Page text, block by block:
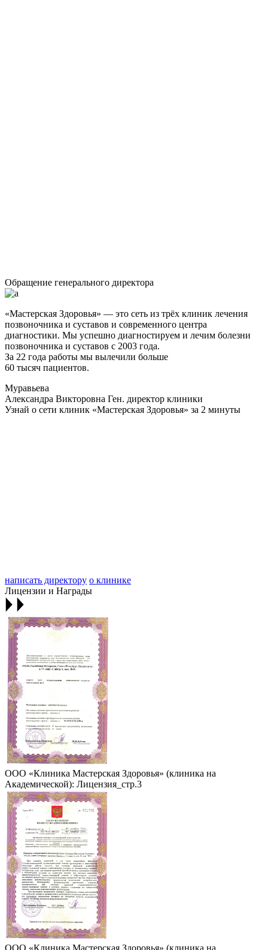
Обращение генерального директора
«Мастерская Здоровья» — это сеть из трёх клиник лечения
позвоночника и суставов и современного центра
диагностики. Мы успешно диагностируем и лечим болезни
позвоночника и суставов с 2003 года.
За 22 года работы мы вылечили больше
60 тысяч пациентов.
Муравьева
Александра Викторовна Ген. директор клиники
Узнай о сети клиник «Мастерская Здоровья» за 2 минуты
написать директору о клинике
Лицензии и Награды
ООО «Клиника Мастерская Здоровья» (клиника на
Академической): Лицензия_стр.3